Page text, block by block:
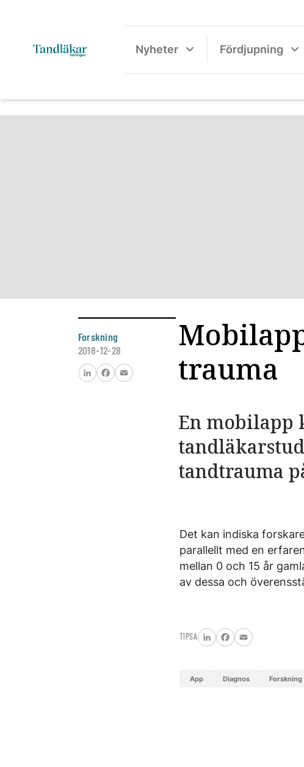
Nyheter Fördjupning
Forskning
2018-12-28
FacebookEmail
trauma
En mobilapp
tandtrauma
Det kan indiska
parallellt med en
mellan 0 och 15 år
av dessa och
TIPSA
LinkedInFacebook
Email
app diagnos Forskning